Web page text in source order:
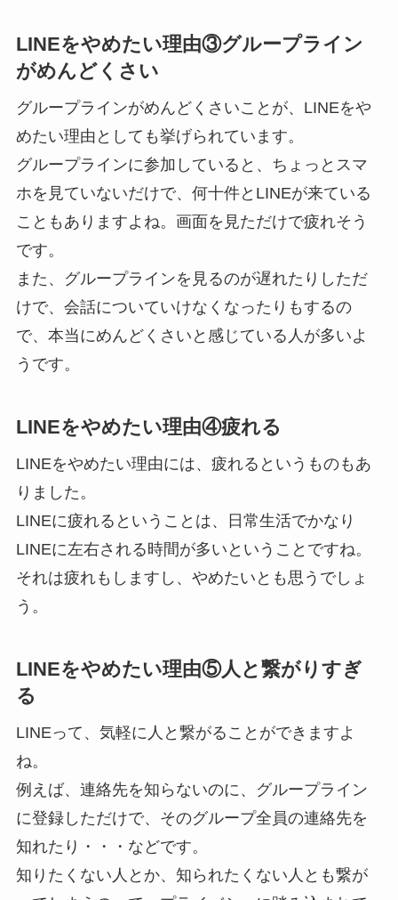
LINEをやめたい理由③グループライン
がめんどくさい
グループラインがめんどくさいことが、LINEをや
めたい理由としても挙げられています。
グループラインに参加していると、ちょっとスマ
ホを見ていないだけで、何十件とLINEが来ている
こともありますよね。画面を見ただけで疲れそう
です。
また、グループラインを見るのが遅れたりしただ
けで、会話についていけなくなったりもするの
で、本当にめんどくさいと感じている人が多いよ
うです。
LINEをやめたい理由④疲れる
LINEをやめたい理由には、疲れるというものもあ
りました。
LINEに疲れるということは、日常生活でかなり
LINEに左右される時間が多いということですね。
それは疲れもしますし、やめたいとも思うでしょ
う。
LINEをやめたい理由⑤人と繋がりすぎ
る
LINEって、気軽に人と繋がることができますよ
ね。
例えば、連絡先を知らないのに、グループライン
に登録しただけで、そのグループ全員の連絡先を
知れたり・・・などです。
知りたくない人とか、知られたくない人とも繋が